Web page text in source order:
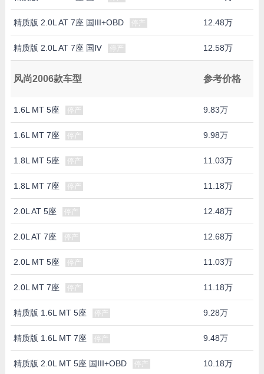
精质版 2.0L AT 7座 国III+OBD 停产 12.48万
精质版 2.0L AT 7座 国Ⅳ 停产 12.58万
风尚2006款车型 参考价格
1.6L MT 5座 停产 9.83万
1.6L MT 7座 停产 9.98万
1.8L MT 5座 停产 11.03万
1.8L MT 7座 停产 11.18万
2.0L AT 5座 停产 12.48万
2.0L AT 7座 停产 12.68万
2.0L MT 5座 停产 11.03万
2.0L MT 7座 停产 11.18万
精质版 1.6L MT 5座 停产 9.28万
精质版 1.6L MT 7座 停产 9.48万
精质版 2.0L MT 5座 国III+OBD 停产 10.18万